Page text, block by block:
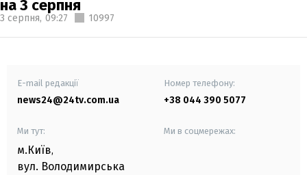
на 3 серпня
3 серпня, 09:27 10997
E-mail редакції
news24@24tv.com.ua
Номер телефону:
+38 044 390 5077
Ми тут:
м.Київ,
вул. Володимирська
Ми в соцмережах: